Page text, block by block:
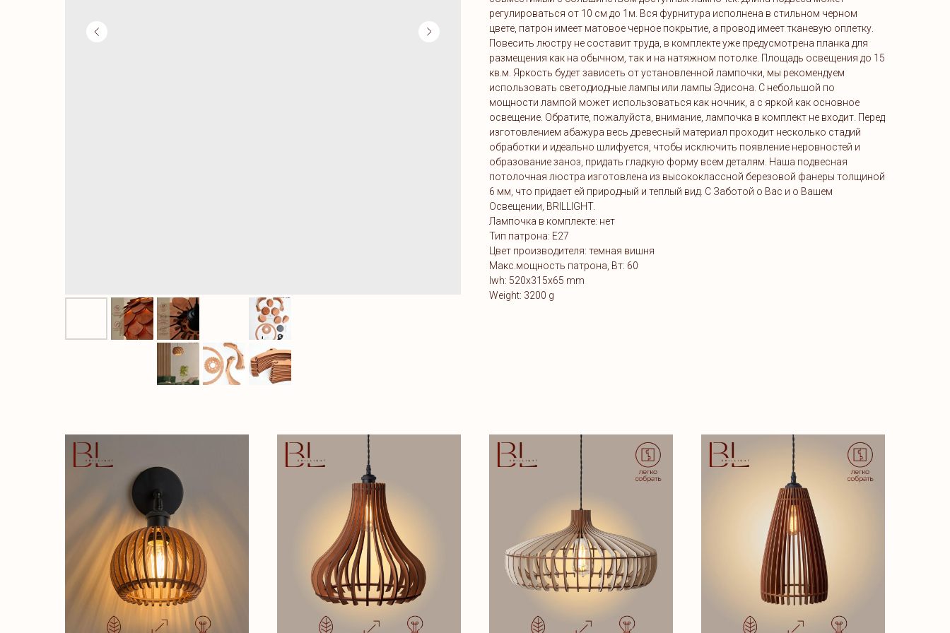
регулироваться от 10 см до 1м. Вся фурнитура исполнена в стильном черном
цвете, патрон имеет матовое черное покрытие, а провод имеет тканевую оплетку.
Повесить люстру не составит труда, в комплекте уже предусмотрена планка для
размещения как на обычном, так и на натяжном потолке. Площадь освещения до 15
кв.м. Яркость будет зависеть от установленной лампочки, мы рекомендуем
использовать светодиодные лампы или лампы Эдисона. С небольшой по
мощности лампой может использоваться как ночник, а с яркой как основное
освещение. Обратите, пожалуйста, внимание, лампочка в комплект не входит. Перед
изготовлением абажура весь древесный материал проходит несколько стадий
обработки и идеально шлифуется, чтобы исключить появление неровностей и
образование заноз, придать гладкую форму всем деталям. Наша подвесная
потолочная люстра изготовлена из высококлассной березовой фанеры толщиной
6 мм, что придает ей природный и теплый вид. C Заботой о Вас и о Вашем
Освещении, BRILLIGHT.
Лампочка в комплекте: нет
Тип патрона: Е27
Цвет производителя: темная вишня
Макс.мощность патрона, Вт: 60
lwh: 520x315x65 mm
Weight: 3200 g